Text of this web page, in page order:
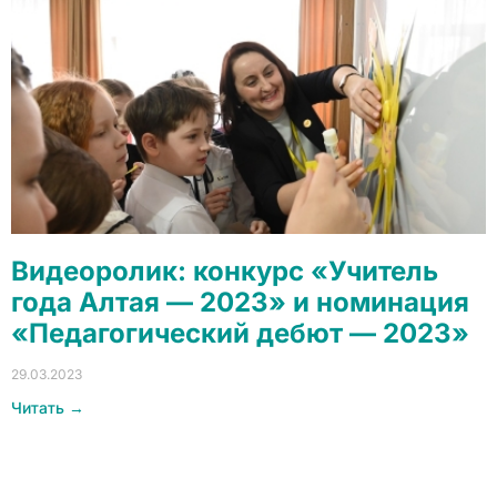
Видеоролик: конкурс «Учитель
года Алтая — 2023» и номинация
«Педагогический дебют — 2023»
29.03.2023
Читать →